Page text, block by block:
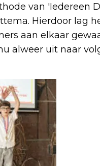
van 'Iedereen
Hierdoor lag
aan elkaar
alweer uit naar